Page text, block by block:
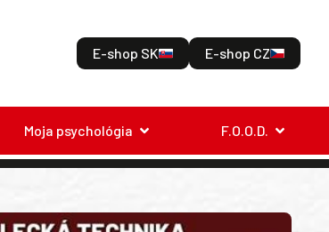
E-shop SK E-shop CZ
Moja psychológia F.O.O.D.